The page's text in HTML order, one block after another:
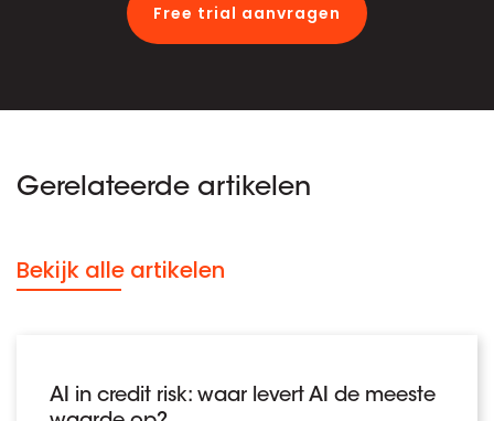
Free trial aanvragen
Gerelateerde artikelen
Bekijk alle artikelen
AI in credit risk: waar levert AI de meeste